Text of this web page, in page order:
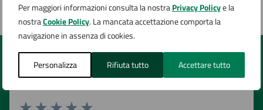
Per maggiori informazioni consulta la nostraPrivacy Policye la
nostraCookie Policy. La mancata accettazione comporta la
navigazione in assenza di cookies.
Personalizza Rifiuta tutto Accettare tutto
Pagina aggiornata il 28/11/2024
Quanto sono chiare le informazioni su questa
pagina?